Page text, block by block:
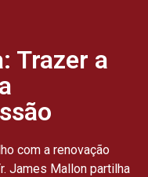
Trazer a
com a renovação
James Mallon partilha